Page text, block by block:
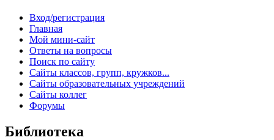
Вход/регистрация
Главная
Мой мини-сайт
Ответы на вопросы
Поиск по сайту
Сайты классов, групп, кружков...
Сайты образовательных учреждений
Сайты коллег
Форумы
Библиотека